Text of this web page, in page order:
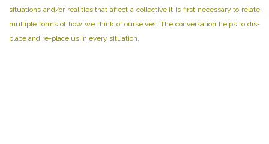
situations and/or realities that affect a collective it is first necessary to relate
multiple forms of how we think of ourselves. The conversation helps to dis-
place and re-place us in every situation.